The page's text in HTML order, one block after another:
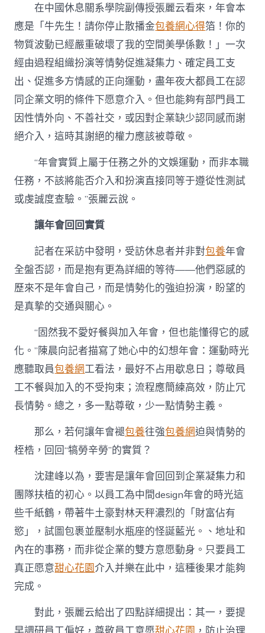
在中國休息關系學院副傳授張麗云看來，年會本
應是「牛先生！請你停止散播金包養網心得箔！你的
物質波動已經嚴重破壞了我的空間美學係數！」一次
經由過程組織扮演等情勢促進凝集力、確定員工支
出、促進多方情感的正向運動，盡年夜大都員工在認
同企業文明的條件下愿意介入。但也能夠有部門員工
因性情外向、不善社交，或因對企業缺少認同感而謝
絕介入，這時其謝絕的權力應該被尊敬。
“年會實質上屬于任務之外的文娛運動，而非本職
任務，不該將能否介入和扮演直接同等于遵從性測試
或虔誠度查驗。”張麗云說。
讓年會回回實質
記者在采訪中發明，受訪休息者并非對包養年會
全盤否認，而是抱有更為詳細的等待——他們惡感的
歷來不是年會自己，而是情勢化的強迫扮演，盼望的
是真摯的交通與關心。
“固然我不愛好餐與加入年會，但也能懂得它的感
化。”陳晨向記者描寫了她心中的幻想年會：運動時光
應聽取員包養網工看法，最好不占用歇息日；尊敬員
工不餐與加入的不受拘束；流程應簡練高效，防止冗
長情勢。總之，多一點尊敬，少一點情勢主義。
那么，若何讓年會褪包養往強包養網迫與情勢的
桎梏，回回“犒勞辛勞”的實質？
沈建峰以為，要害是讓年會回回到企業凝集力和
團隊扶植的初心。以員工為中間design年會的時光這
些千紙鶴，帶著牛土豪對林天秤濃烈的「財富佔有
慾」，試圖包裹並壓制水瓶座的怪誕藍光。、地址和
內在的事務，而非從企業的雙方意愿動身。只要員工
真正愿意甜心花園介入并樂在此中，這種後果才能夠
完成。
對此，張麗云給出了四點詳細提出：其一，要提